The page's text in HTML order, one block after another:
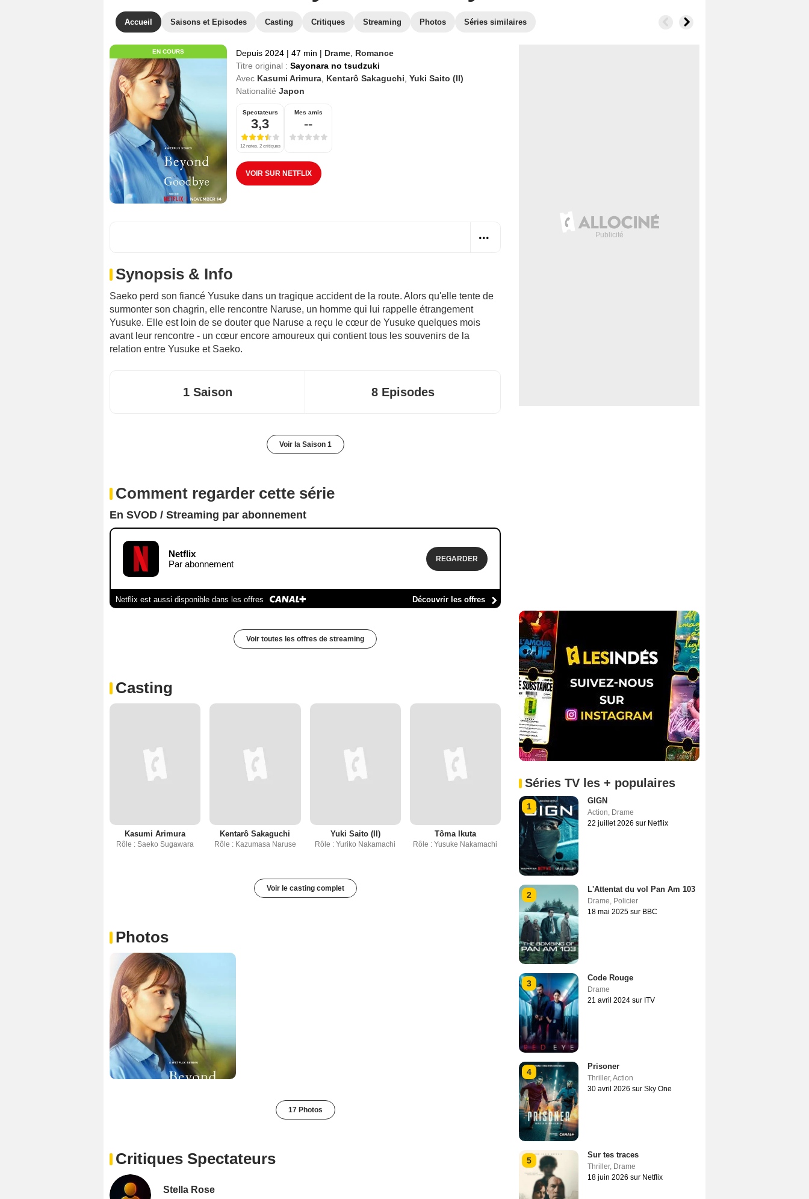
Accueil Saisons et Episodes Casting Critiques Streaming Photos Séries similaires
EN COURS Depuis 2024 | 47 min | Drame Romance
Titre original : Sayonara no tsudzuki
Avec Kasumi Arimura Kentarô Sakaguchi Yuki Saito (II)
Nationalité Japon
Spectateurs
3,3
12 notes, 2 critiques
Mes amis
--
VOIR SUR NETFLIX
Synopsis & Info
Saeko perd son fiancé Yusuke dans un tragique accident de la route. Alors qu'elle tente de
surmonter son chagrin, elle rencontre Naruse, un homme qui lui rappelle étrangement
Yusuke. Elle est loin de se douter que Naruse a reçu le cœur de Yusuke quelques mois
avant leur rencontre - un cœur encore amoureux qui contient tous les souvenirs de la
relation entre Yusuke et Saeko.
1 Saison 8 Episodes
Voir la Saison 1
Comment regarder cette série
En SVOD / Streaming par abonnement
Netflix
Par abonnement
REGARDER
Netflix est aussi disponible dans les offres Découvrir les offres
Voir toutes les offres de streaming
Casting
Kasumi Arimura
Rôle : Saeko Sugawara
Kentarô Sakaguchi
Rôle : Kazumasa Naruse
Yuki Saito (II)
Rôle : Yuriko Nakamachi
Tôma Ikuta
Rôle : Yusuke Nakamachi
Voir le casting complet
Photos
17 Photos
Critiques Spectateurs
Stella Rose
Séries TV les + populaires
1
GIGN
Action, Drame
22 juillet 2026 sur Netflix
2
L'Attentat du vol Pan Am 103
Drame, Policier
18 mai 2025 sur BBC
3
Code Rouge
Drame
21 avril 2024 sur ITV
4
Prisoner
Thriller,Action
30 avril 2026 sur Sky One
5
Sur tes traces
Thriller, Drame
18 juin 2026 sur Netflix